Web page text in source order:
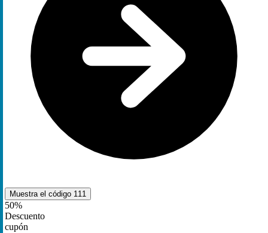
Muestra el código 111
50%
Descuento
cupón